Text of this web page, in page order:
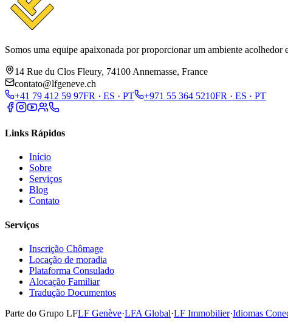
Somos uma equipe apaixonada por proporcionar um ambiente
14 Rue du Clos Fleury, 74100 Annemasse, France
contato@lfgeneve.ch
+41 79 412 59 97FR · ES · PT +971 55 364 5210FR · ES · PT
Links Rápidos
Início
Sobre
Serviços
Blog
Contato
Serviços
Inscrição Chômage
Locação de moradia
Plataforma Consulado
Alocação Familiar
Tradução Documentos
Parte do Grupo LFLF Genève·LFA Global·LF Immobilier·Idiomas